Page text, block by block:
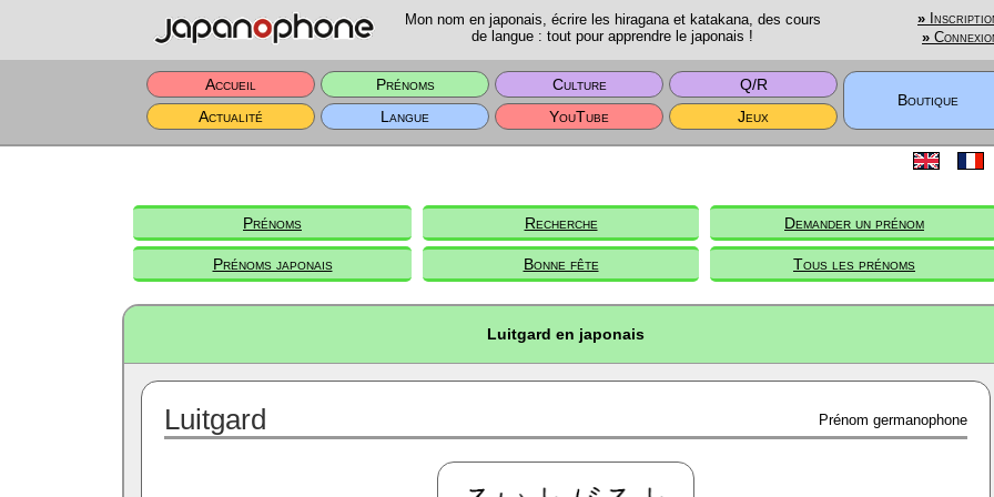
Mon nom en japonais, écrire les hiragana et katakana, des cours
de langue : tout pour apprendre le japonais !
»
»
Accueil Prénoms Culture
Q/R
Boutique
Actualité
Langue YouTube Jeux
Prénoms Recherche Demander un prénom
Prénoms japonais Bonne fête Tous les prénoms
Luitgard en japonais
Luitgard Prénom germanophone